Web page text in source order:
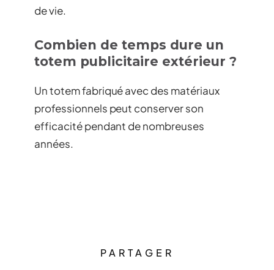
de vie.
Combien de temps dure un
totem publicitaire extérieur ?
Un totem fabriqué avec des matériaux
professionnels peut conserver son
efficacité pendant de nombreuses
années.
PARTAGER